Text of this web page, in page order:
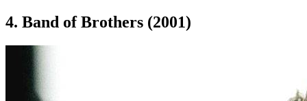
4. Band of Brothers (2001)